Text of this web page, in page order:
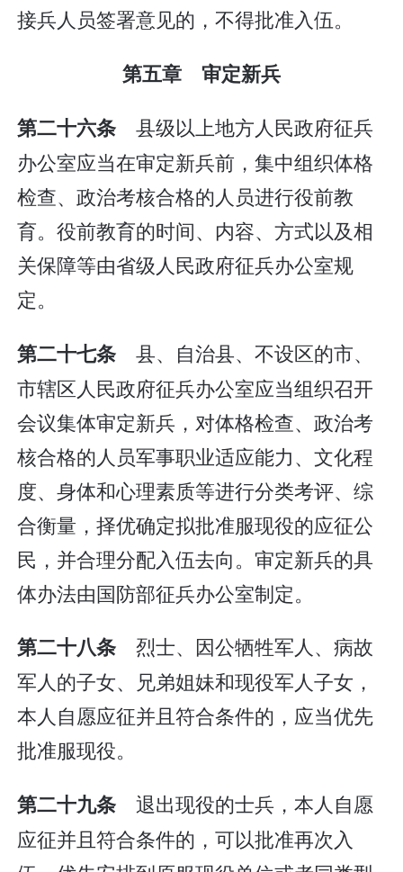
接兵人员签署意见的，不得批准入伍。
第五章 审定新兵
第二十六条 县级以上地方人民政府征兵
办公室应当在审定新兵前，集中组织体格
检查、政治考核合格的人员进行役前教
育。役前教育的时间、内容、方式以及相
关保障等由省级人民政府征兵办公室规
定。
第二十七条 县、自治县、不设区的市、
市辖区人民政府征兵办公室应当组织召开
会议集体审定新兵，对体格检查、政治考
核合格的人员军事职业适应能力、文化程
度、身体和心理素质等进行分类考评、综
合衡量，择优确定拟批准服现役的应征公
民，并合理分配入伍去向。审定新兵的具
体办法由国防部征兵办公室制定。
第二十八条 烈士、因公牺牲军人、病故
军人的子女、兄弟姐妹和现役军人子女，
本人自愿应征并且符合条件的，应当优先
批准服现役。
第二十九条 退出现役的士兵，本人自愿
应征并且符合条件的，可以批准再次入